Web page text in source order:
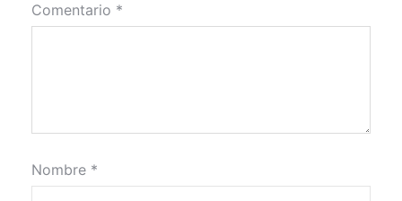
Comentario *
Nombre *